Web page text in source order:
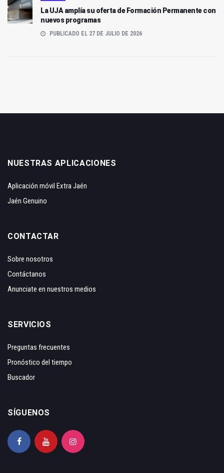
La UJA amplía su oferta de Formación Permanente con
nuevos programas
PUBLICADO EL 27 DE JULIO DE 2026
NUESTRAS APLICACIONES
Aplicación móvil Extra Jaén
Jaén Genuino
CONTACTAR
Sobre nosotros
Contáctanos
Anunciate en nuestros medios
SERVICIOS
Preguntas frecuentes
Pronóstico del tiempo
Buscador
SÍGUENOS